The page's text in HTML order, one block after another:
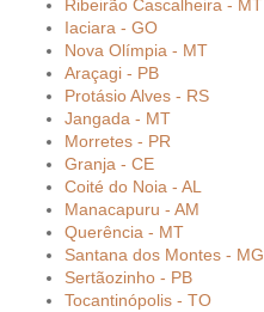
Ribeirão Cascalheira - MT
Iaciara - GO
Nova Olímpia - MT
Araçagi - PB
Protásio Alves - RS
Jangada - MT
Morretes - PR
Granja - CE
Coité do Noia - AL
Manacapuru - AM
Querência - MT
Santana dos Montes - MG
Sertãozinho - PB
Tocantinópolis - TO